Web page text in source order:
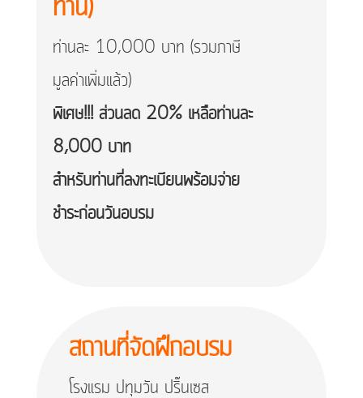
ท่าน)
ท่านละ 10,000 บาท (รวมภาษี
มูลค่าเพิ่มแล้ว)
พิเศษ!!! ส่วนลด 20% เหลือท่านละ
8,000 บาท
สำหรับท่านที่ลงทะเบียนพร้อมจ่าย
ชำระก่อนวันอบรม
สถานที่จัดฝึกอบรม
โรงแรม ปทุมวัน ปริ๊นเซส